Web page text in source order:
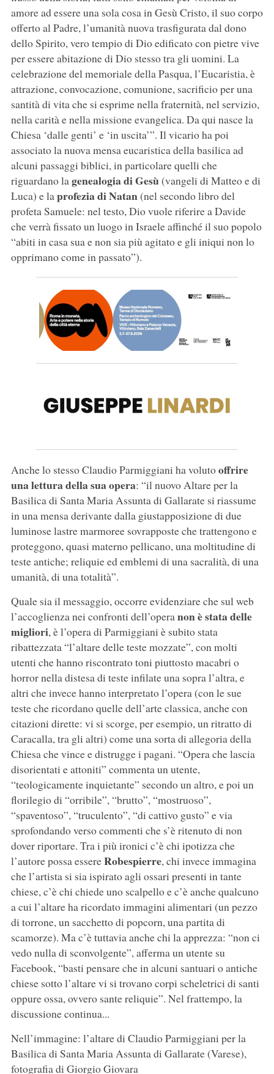
amore ad essere una sola cosa in Gesù Cristo, il suo corpo
offerto al Padre, l’umanità nuova trasfigurata dal dono
dello Spirito, vero tempio di Dio edificato con pietre vive
per essere abitazione di Dio stesso tra gli uomini. La
celebrazione del memoriale della Pasqua, l’Eucaristia, è
attrazione, convocazione, comunione, sacrificio per una
santità di vita che si esprime nella fraternità, nel servizio,
nella carità e nella missione evangelica. Da qui nasce la
Chiesa ‘dalle genti’ e ‘in uscita’”. Il vicario ha poi
associato la nuova mensa eucaristica della basilica ad
alcuni passaggi biblici, in particolare quelli che
riguardano lagenealogia di Gesù(vangeli di Matteo e di
Luca) e laprofezia di Natan(nel secondo libro del
profeta Samuele: nel testo, Dio vuole riferire a Davide
che verrà fissato un luogo in Israele affinché il suo popolo
“abiti in casa sua e non sia più agitato e gli iniqui non lo
opprimano come in passato”).
Anche lo stesso Claudio Parmiggiani ha volutooffrire
una lettura della sua opera: “il nuovo Altare per la
Basilica di Santa Maria Assunta di Gallarate si riassume
in una mensa derivante dalla giustapposizione di due
luminose lastre marmoree sovrapposte che trattengono e
proteggono, quasi materno pellicano, una moltitudine di
teste antiche; reliquie ed emblemi di una sacralità, di una
umanità, di una totalità”.
Quale sia il messaggio, occorre evidenziare che sul web
l’accoglienza nei confronti dell’operanon è stata delle
migliori, è l’opera di Parmiggiani è subito stata
ribattezzata “l’altare delle teste mozzate”, con molti
utenti che hanno riscontrato toni piuttosto macabri o
horror nella distesa di teste infilate una sopra l’altra, e
altri che invece hanno interpretato l’opera (con le sue
teste che ricordano quelle dell’arte classica, anche con
citazioni dirette: vi si scorge, per esempio, un ritratto di
Caracalla, tra gli altri) come una sorta di allegoria della
Chiesa che vince e distrugge i pagani. “Opera che lascia
disorientati e attoniti” commenta un utente,
“teologicamente inquietante” secondo un altro, e poi un
florilegio di “orribile”, “brutto”, “mostruoso”,
“spaventoso”, “truculento”, “di cattivo gusto” e via
sprofondando verso commenti che s’è ritenuto di non
dover riportare. Tra i più ironici c’è chi ipotizza che
l’autore possa essereRobespierre, chi invece immagina
che l’artista si sia ispirato agli ossari presenti in tante
chiese, c’è chi chiede uno scalpello e c’è anche qualcuno
a cui l’altare ha ricordato immagini alimentari (un pezzo
di torrone, un sacchetto di popcorn, una partita di
scamorze). Ma c’è tuttavia anche chi la apprezza: “non ci
vedo nulla di sconvolgente”, afferma un utente su
Facebook, “basti pensare che in alcuni santuari o antiche
chiese sotto l’altare vi si trovano corpi scheletrici di santi
oppure ossa, ovvero sante reliquie”. Nel frattempo, la
discussione continua...
Nell’immagine: l’altare di Claudio Parmiggiani per la
Basilica di Santa Maria Assunta di Gallarate (Varese),
fotografia di Giorgio Giovara